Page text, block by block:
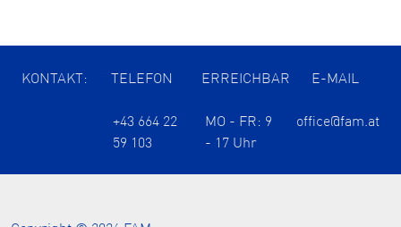
KONTAKT: TELEFON ERREICHBAR E-MAIL
+43 664 22
59 103
MO - FR: 9
- 17 Uhr
office@fam.at